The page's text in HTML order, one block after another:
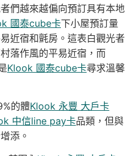
們越來越偏向預訂具有本地
國泰cube卡下小屋預訂量
近宿和氈房。這表白觀光者
落作風的平易近宿，而
Klook 國泰cube卡尋求溫馨
的體Klook 永豐 大戶卡
中信line pay卡品類，但與
添。